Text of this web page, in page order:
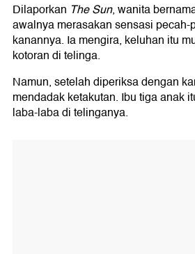
Dilaporkan The Sun, wanita
awalnya merasakan sensasi
kanannya. Ia mengira, keluhan itu
kotoran di telinga.
Namun, setelah diperiksa dengan
mendadak ketakutan. Ibu tiga anak
laba-laba di telinganya.